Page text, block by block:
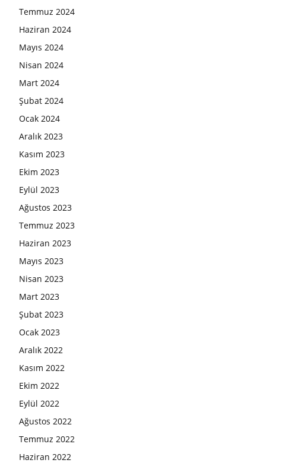
Temmuz 2024
Haziran 2024
Mayıs 2024
Nisan 2024
Mart 2024
Şubat 2024
Ocak 2024
Aralık 2023
Kasım 2023
Ekim 2023
Eylül 2023
Ağustos 2023
Temmuz 2023
Haziran 2023
Mayıs 2023
Nisan 2023
Mart 2023
Şubat 2023
Ocak 2023
Aralık 2022
Kasım 2022
Ekim 2022
Eylül 2022
Ağustos 2022
Temmuz 2022
Haziran 2022